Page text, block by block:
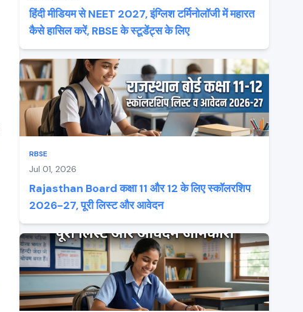
हिंदी मीडियम से NEET 2027, इंग्लिश टर्मिनोलॉजी में महारत
कैसे हासिल करें, RBSE के स्टूडेंट्स के लिए
RBSE
Jul 01, 2026
Rajasthan Board कक्षा 11 और 12 के लिए स्कॉलरशिप
2026-27, पूरी लिस्ट और आवेदन